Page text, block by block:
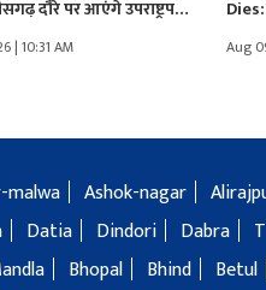
दौरे पर आएंगे उपराष्ट्रपति
| 10:31 AM
Dies:
के…
Aug
malwa Ashok-nagar
Datia Dindori Dabra
Bhopal Bhind Betul